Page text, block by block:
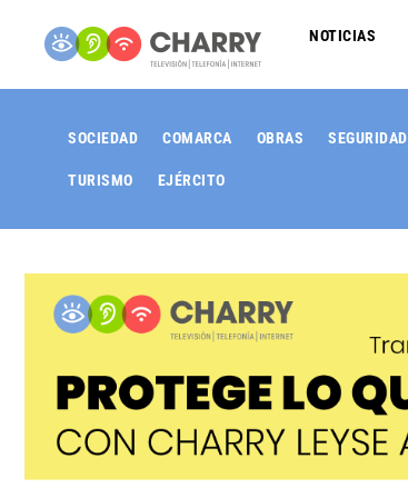
NOTICIAS
SOCIEDAD COMARCA OBRAS SEGURIDAD
TURISMO EJÉRCITO